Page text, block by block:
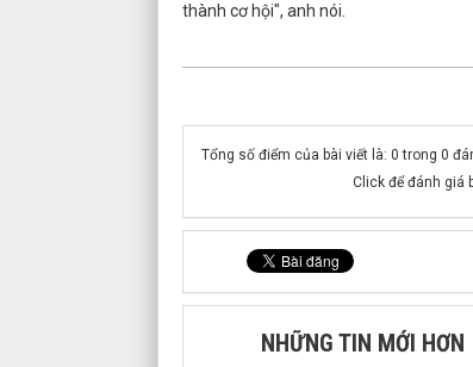
thành cơ hội", anh nói.
Tổng số điểm của bài viết là: 0 trong 0
Click để đánh giá
NHỮNG TIN MỚI HƠN